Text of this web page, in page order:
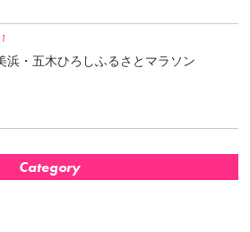
浜・五木ひろしふるさとマラソン
Category